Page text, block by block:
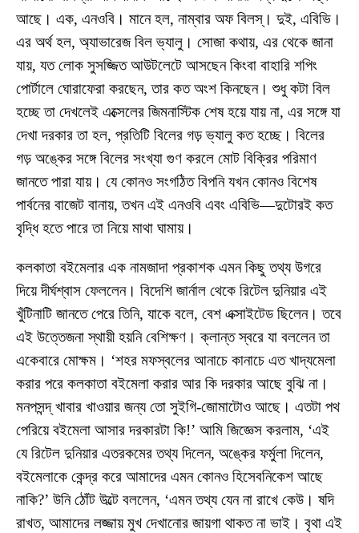
আছে। এক, এনওবি। মানে হল, নাম্বার অফ বিলস্। দুই, এবিভি।
এর অর্থ হল, অ্যাভারেজ বিল ভ্যালু। সোজা কথায়, এর থেকে জানা
যায়, যত লোক সুসজ্জিত আউটলেটে আসছেন কিংবা বাহারি শপিং
পোর্টালে ঘোরাফেরা করছেন, তার কত অংশ কিনছেন। শুধু কটা বিল
হচ্ছে তা দেখলেই এক্সেলের জিমনাস্টিক শেষ হয়ে যায় না, এর সঙ্গে যা
দেখা দরকার তা হল, প্রতিটি বিলের গড় ভ্যালু কত হচ্ছে। বিলের
গড় অঙ্কের সঙ্গে বিলের সংখ্যা গুণ করলে মোট বিক্রির পরিমাণ
জানতে পারা যায়। যে কোনও সংগঠিত বিপনি যখন কোনও বিশেষ
পার্বনের বাজেট বানায়, তখন এই এনওবি এবং এবিভি—দুটোরই কত
বৃদ্ধি হতে পারে তা নিয়ে মাথা ঘামায়।
কলকাতা বইমেলার এক নামজাদা প্রকাশক এমন কিছু তথ্য উগরে
দিয়ে দীর্ঘশ্বাস ফেললেন। বিদেশি জার্নাল থেকে রিটেল দুনিয়ার এই
খুঁটিনাটি জানতে পেরে তিনি, যাকে বলে, বেশ এক্সাইটেড ছিলেন। তবে
এই উত্তেজনা স্থায়ী হয়নি বেশিক্ষণ। ক্লান্ত স্বরে যা বললেন তা
একেবারে মোক্ষম। ‘শহর মফস্বলের আনাচে কানাচে এত খাদ্যমেলা
করার পরে কলকাতা বইমেলা করার আর কি দরকার আছে বুঝি না।
মনপসন্দ্ খাবার খাওয়ার জন্য তো সুইগি-জোমাটোও আছে। এতটা পথ
পেরিয়ে বইমেলা আসার দরকারটা কি!’ আমি জিজ্ঞেস করলাম, ‘এই
যে রিটেল দুনিয়ার এতরকমের তথ্য দিলেন, অঙ্কের ফর্মুলা দিলেন,
বইমেলাকে কেন্দ্র করে আমাদের এমন কোনও হিসেবনিকেশ আছে
নাকি?’ উনি ঠোঁট উল্টে বললেন, ‘এমন তথ্য যেন না রাখে কেউ। ষদি
রাখত, আমাদের লজ্জায় মুখ দেখানোর জায়গা থাকত না ভাই। বৃথা এই